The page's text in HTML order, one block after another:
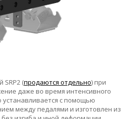
SRP2 (продаются отдельно) при
даже во время интенсивного
с помощью
между педалями и изготовлен из